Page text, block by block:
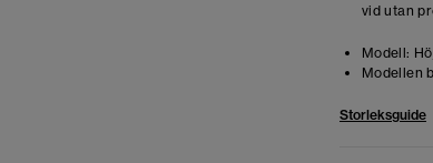
vid utan
Modell:
Modellen
Storleksguide